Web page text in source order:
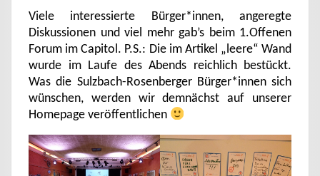
Viele interessierte Bürger*innen, angeregte
Diskussionen und viel mehr gab’s beim 1.Offenen
Forum im Capitol. P.S.: Die im Artikel „leere“ Wand
wurde im Laufe des Abends reichlich bestückt.
Was die Sulzbach-Rosenberger Bürger*innen sich
wünschen, werden wir demnächst auf unserer
Homepage veröffentlichen